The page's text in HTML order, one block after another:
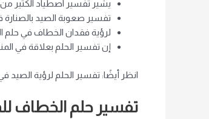
يشير تفسير اصطياد الكثير من
تفسير صعوبة الصيد
لرؤية فقدان الخطاف في حلم
إن تفسير الحلم بعلاقة في
انظر أيضًا: تفسير الحلم لرؤية الصيد
تفسير حلم الخطاف